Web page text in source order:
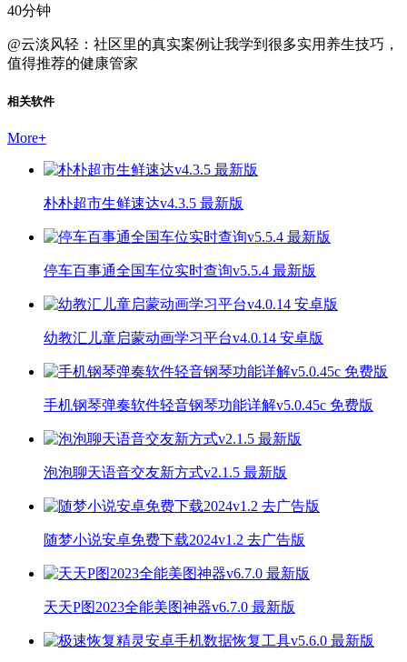
40分钟
@云淡风轻：社区里的真实案例让我学到很多实用养生技巧，
值得推荐的健康管家
相关软件
More+
朴朴超市生鲜速达v4.3.5 最新版
停车百事通全国车位实时查询v5.5.4 最新版
幼教汇儿童启蒙动画学习平台v4.0.14 安卓版
手机钢琴弹奏软件轻音钢琴功能详解v5.0.45c 免费版
泡泡聊天语音交友新方式v2.1.5 最新版
随梦小说安卓免费下载2024v1.2 去广告版
天天P图2023全能美图神器v6.7.0 最新版